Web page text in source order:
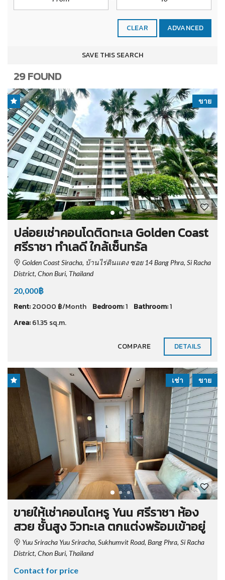
CLEAR ADVANCED
SAVE THIS SEARCH
29 FOUND
ขาย
ปล่อยเช่าคอนโดติดทะเล Golden Coast
ศรีราชา ทำเลดี ใกล้เซ็นทรัล
Golden Coast Siracha, บ้านไร่ดินแดง ซอย 14 Bang Phra, Si Racha
District, Chon Buri, Thailand
20,000฿
Rent:20000 ฿/Month Bedroom:1 Bathroom:1
Area:61.35 sq.m.
COMPARE DETAILS
ขาย
เช่า
ขายให้เช่าคอนโดหรู Yuu ศรีราชา ห้อง
สวย ชั้นสูง วิวทะเล ตกแต่งพร้อมเข้าอยู่
Yuu Sriracha Yuu Sriracha, Sukhumvit Road, Bang Phra, Si Racha
District, Chon Buri, Thailand
Contact for price